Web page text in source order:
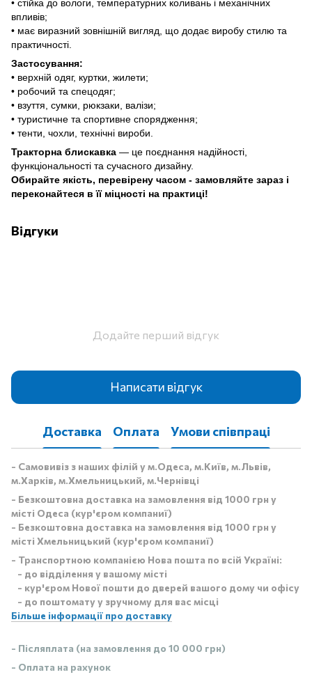
• стійка до вологи, температурних коливань і механічних
впливів;
• має виразний зовнішній вигляд, що додає виробу стилю та
практичності.
Застосування:
• верхній одяг, куртки, жилети;
• робочий та спецодяг;
• взуття, сумки, рюкзаки, валізи;
• туристичне та спортивне спорядження;
• тенти, чохли, технічні вироби.
Тракторна блискавка — це поєднання надійності,
функціональності та сучасного дизайну.
Обирайте якість, перевірену часом - замовляйте зараз і
переконайтеся в її міцності на практиці!
Відгуки
Додайте перший відгук
Написати відгук
Доставка Оплата Умови співпраці
- Самовивіз з наших філій у м.Одеса, м.Київ, м.Львів,
м.Харків, м.Хмельницький, м.Чернівці
- Безкоштовна доставка на замовлення від 1000 грн у
місті Одеса (кур'єром компаниї)
- Безкоштовна доставка на замовлення від 1000 грн у
місті Хмельницький (кур'єром компаниї)
- Транспортною компанією Нова пошта по всій Україні:
- до відділення у вашому місті
- кур'єром Нової пошти до дверей вашого дому чи офісу
- до поштомату у зручному для вас місці
Більше інформації про доставку
- Післяплата (на замовлення до 10 000 грн)
- Оплата на рахунок